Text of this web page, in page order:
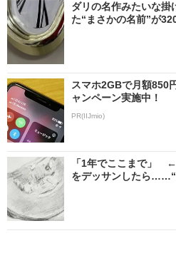
ダリの名作みたいな
た“まさかの名前”が
スマホ2GBで月額850
ャンペーン実施中！
PR(IIJmio)
「1年でここまで
をデッサンしたら……“